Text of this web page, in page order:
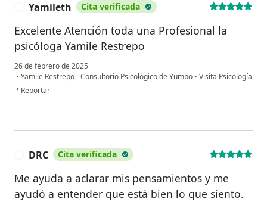
Yamileth Cita verificada
Excelente Atención toda una Profesional la
psicóloga Yamile Restrepo
26 de febrero de 2025
• Yamile Restrepo - Consultorio Psicológico de Yumbo • Visita Psicología
• en opinión del usuario Yamileth
Reportar
DRC Cita verificada
Me ayuda a aclarar mis pensamientos y me
ayudó a entender que está bien lo que siento.